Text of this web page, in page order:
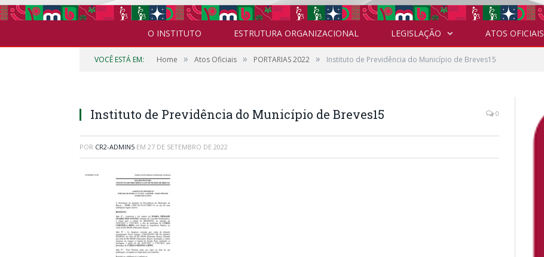
O INSTITUTO ESTRUTURA ORGANIZACIONAL LEGISLAÇÃO ATOS OFICIAIS
VOCÊ ESTÁ EM: Home » Atos Oficiais » PORTARIAS 2022 » Instituto de Previdência do Município de Breves15
Instituto de Previdência do Município de Breves15 0
POR CR2-ADMIN5 EM 27 DE SETEMBRO DE 2022